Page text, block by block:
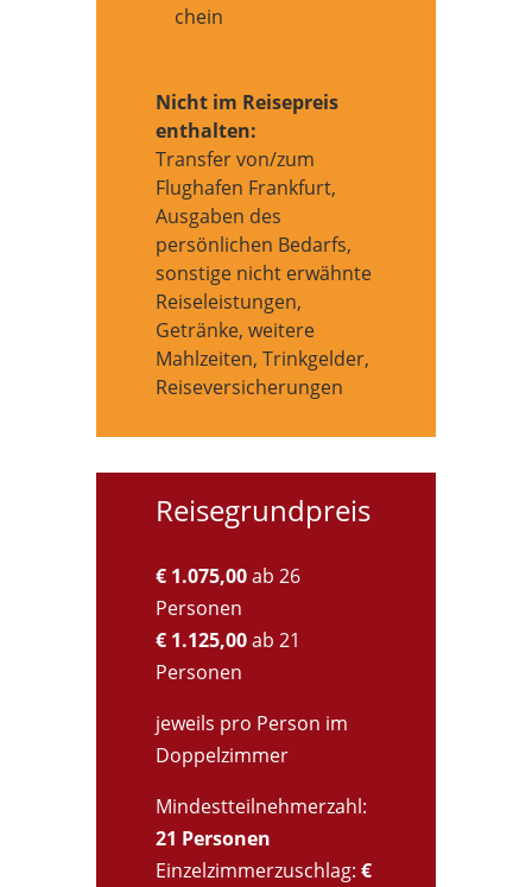
chein
Nicht im Reisepreis
enthalten:
Transfer von/zum
Flughafen Frankfurt,
Ausgaben des
persönlichen Bedarfs,
sonstige nicht erwähnte
Reiseleistungen,
Getränke, weitere
Mahlzeiten, Trinkgelder,
Reiseversicherungen
Reisegrundpreis
€ 1.075,00ab 26
Personen
€ 1.125,00ab 21
Personen
jeweils pro Person im
Doppelzimmer
Mindestteilnehmerzahl:
21 Personen
Einzelzimmerzuschlag: €